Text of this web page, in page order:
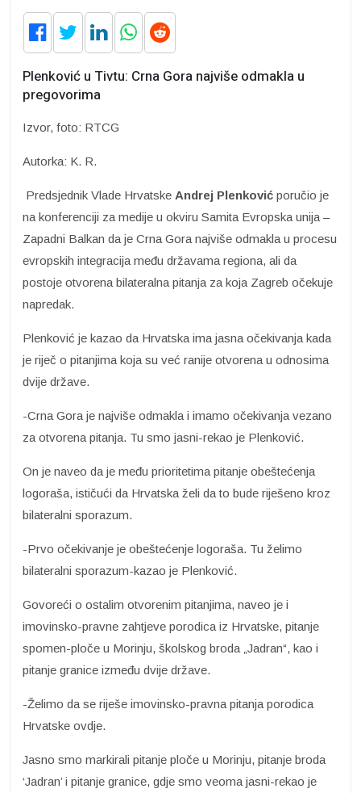
Plenković u Tivtu: Crna Gora najviše odmakla u
pregovorima
Izvor, foto: RTCG
Autorka: K. R.
Predsjednik Vlade Hrvatske Andrej Plenković poručio je
na konferenciji za medije u okviru Samita Evropska unija –
Zapadni Balkan da je Crna Gora najviše odmakla u procesu
evropskih integracija među državama regiona, ali da
postoje otvorena bilateralna pitanja za koja Zagreb očekuje
napredak.
Plenković je kazao da Hrvatska ima jasna očekivanja kada
je riječ o pitanjima koja su već ranije otvorena u odnosima
dvije države.
-Crna Gora je najviše odmakla i imamo očekivanja vezano
za otvorena pitanja. Tu smo jasni-rekao je Plenković.
On je naveo da je među prioritetima pitanje obeštećenja
logoraša, ističući da Hrvatska želi da to bude riješeno kroz
bilateralni sporazum.
-Prvo očekivanje je obeštećenje logoraša. Tu želimo
bilateralni sporazum-kazao je Plenković.
Govoreći o ostalim otvorenim pitanjima, naveo je i
imovinsko-pravne zahtjeve porodica iz Hrvatske, pitanje
spomen-ploče u Morinju, školskog broda „Jadran“, kao i
pitanje granice između dvije države.
-Želimo da se riješe imovinsko-pravna pitanja porodica
Hrvatske ovdje.
Jasno smo markirali pitanje ploče u Morinju, pitanje broda
‘Jadran’ i pitanje granice, gdje smo veoma jasni-rekao je